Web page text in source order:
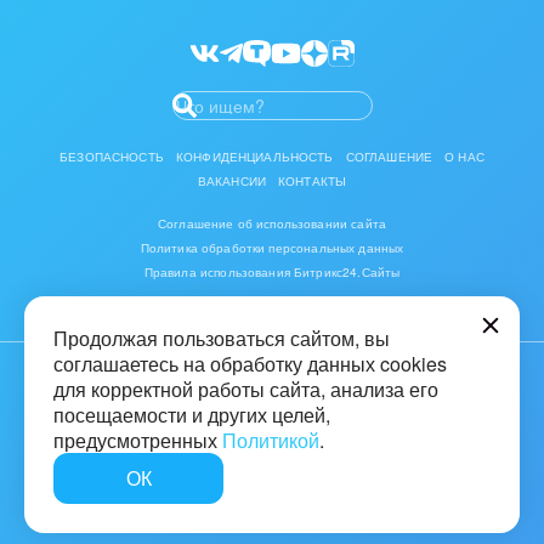
Разработчикам приложений
БЕЗОПАСНОСТЬ КОНФИДЕНЦИАЛЬНОСТЬ СОГЛАШЕНИЕ
О НАС
ВАКАНСИИ
КОНТАКТЫ
Соглашение об использовании сайта
Политика обработки персональных данных
Правила использования Битрикс24.Сайты
© 2001-2026 «Битрикс», «1С-Битрикс». Работает на «1С-Битрикс:
Управление сайтом»
16+
Быстро с 1С-Битрикс
Продолжая пользоваться сайтом, вы
соглашаетесь на обработку данных cookies
для корректной работы сайта, анализа его
посещаемости и других целей,
предусмотренных Политикой.
ОК